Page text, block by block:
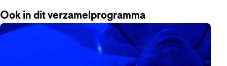
Ook in dit verzamelprogramma